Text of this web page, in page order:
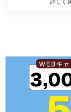
詳しく